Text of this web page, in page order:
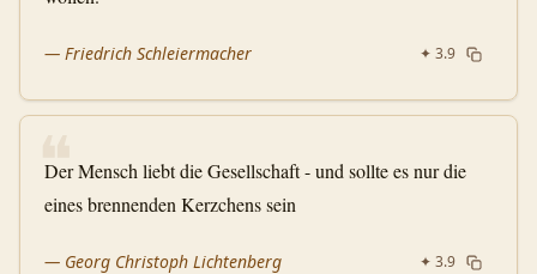
— Friedrich Schleiermacher ✦ 3.9
❝
Der Mensch liebt die Gesellschaft - und sollte es nur die
eines brennenden Kerzchens sein
— Georg Christoph Lichtenberg ✦ 3.9